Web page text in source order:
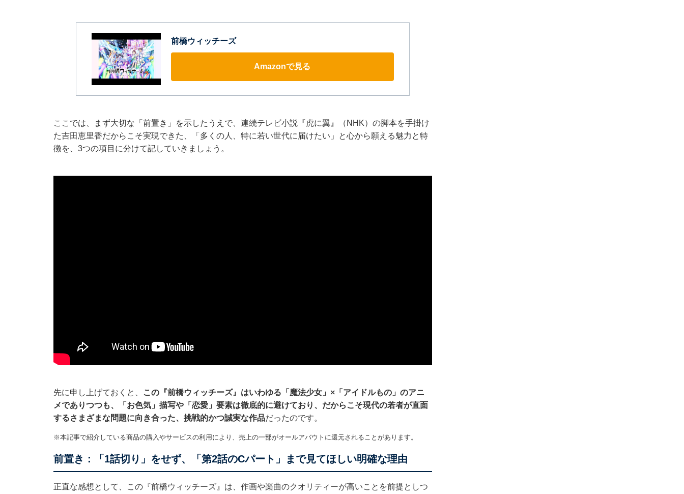
前橋ウィッチーズ
Amazonで見る
ここでは、まず大切な「前置き」を示したうえで、連続テレビ小説『虎に翼』（NHK）の脚本を手掛け
た吉田恵里香だからこそ実現できた、「多くの人、特に若い世代に届けたい」と心から願える魅力と特
徴を、3つの項目に分けて記していきましょう。
先に申し上げておくと、
この『前橋ウィッチーズ』はいわゆる「魔法少女」×「アイドルもの」のアニ
メでありつつも、「お色気」描写や「恋愛」要素は徹底的に避けており、だからこそ現代の若者が直面
するさまざまな問題に向き合った、挑戦的かつ誠実な作品だったのです。
※本記事で紹介している商品の購入やサービスの利用により、売上の一部がオールアバウトに還元されることがあります。
前置き：「1話切り」をせず、「第2話のCパート」まで見てほしい明確な理由
正直な感想として、この『前橋ウィッチーズ』は、作画や楽曲のクオリティーが高いことを前提としつ